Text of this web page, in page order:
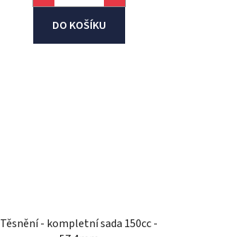
DO KOŠÍKU
Těsnění - kompletní sada 150cc -